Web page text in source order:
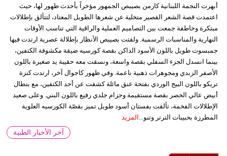
أبهرت النجمة اللبنانية كارمن بصيبص الجمهور مؤخراً بأحدث ظهور لها، حيث
اعتمدت قصة الشعر القصير متخلية عن شعرها الطويل المعتاد، لتتألق بإطلالات
مبتكرة وخاطفة جمعت بين التصاميم العملية والراقية التي تناسب الأوقات
النهارية والمناسبات الرسمية. ولفتت بصيبص الأنظار بإطلالة عصرية ارتدت فيها
جمبسوت طويل باللون الأسود الداكن بقصة كورسيه ضيقة مكشوفة الكتفين،
بينما انسدل الجزء السفلي بقصة واسعة، ونسقت معه حقيبة يد صغيرة باللون
الأصفر الزبدي ومجوهرات ذهبية ناعمة. وفي ظهور كاجوال آخر، ارتدت كنزة
تريكو باللون البيج الوردي بفتحة عنق مائلة كشفت عن أحد الكتفين، مع بنطال
أبيض عالي الخصر بقصة مستقيمة وحزام جلدي رفيع باللون البني. وعلى صعيد
الإطلالات الفخمة، تألقت بفستان أسود طويل تميز بقصّة الكورسيه العلوية
المطرزة بحبيبات الترتر وتنو... المزيد
آخر الأخبار الطبية